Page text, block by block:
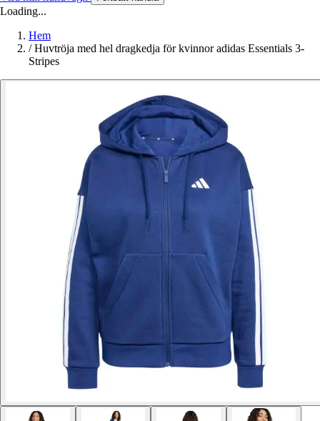
Loading...
Hem
/ Huvtröja med hel dragkedja för kvinnor adidas Essentials 3-
Stripes